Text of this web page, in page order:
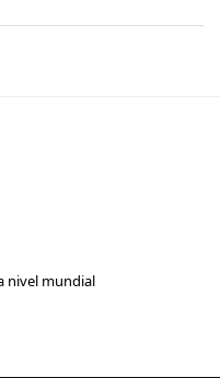
nivel mundial